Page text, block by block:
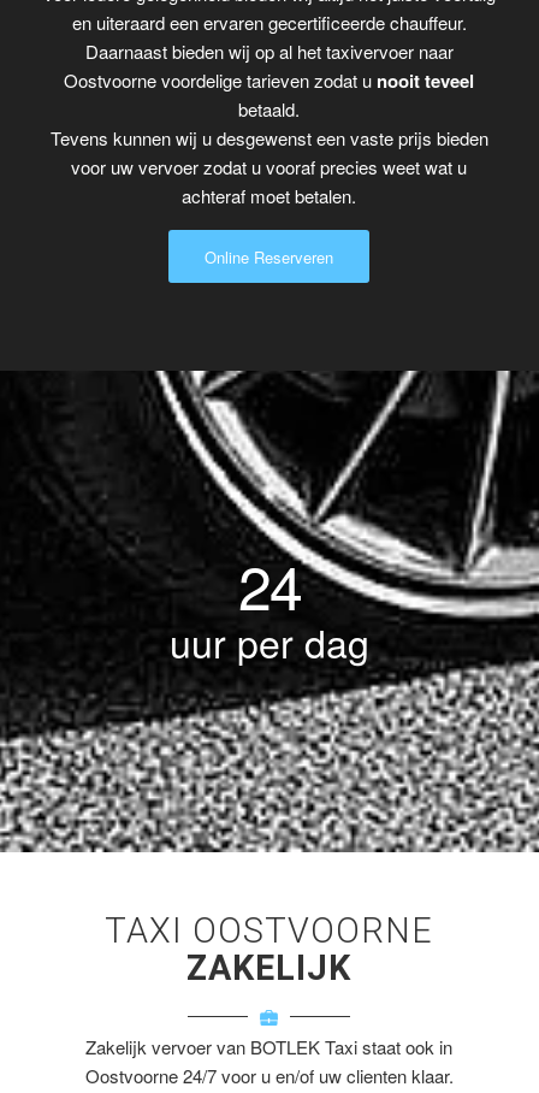
en uiteraard een ervaren gecertificeerde chauffeur.
Daarnaast bieden wij op al het taxivervoer naar
Oostvoorne voordelige tarieven zodat u nooit teveel
betaald.
Tevens kunnen wij u desgewenst een vaste prijs bieden
voor uw vervoer zodat u vooraf precies weet wat u
achteraf moet betalen.
Online Reserveren
24
uur per dag
TAXI OOSTVOORNE
ZAKELIJK
Zakelijk vervoer van BOTLEK Taxi staat ook in
Oostvoorne 24/7 voor u en/of uw clienten klaar.